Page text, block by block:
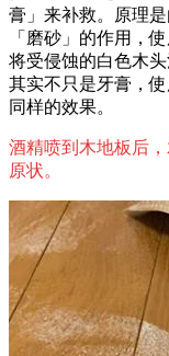
膏」来补救。原理
「磨砂」的作用，
将受侵蚀的白色木
其实不只是牙膏，
同样的效果。
酒精喷到木地板后
原状。